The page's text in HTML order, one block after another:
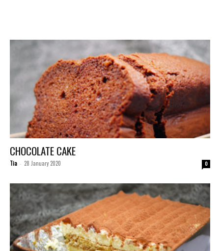
CHOCOLATE CAKE
Tia - 28 January 2020 0